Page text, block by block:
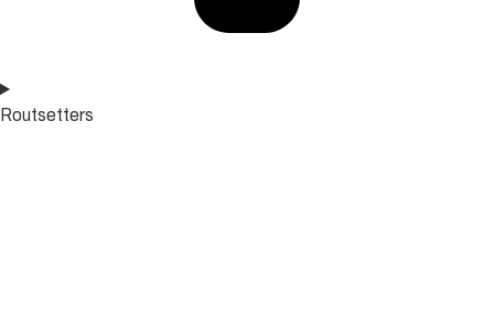
Routsetters